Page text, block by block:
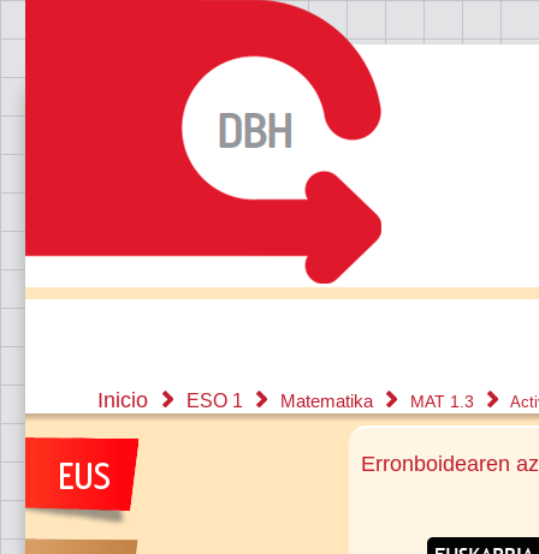
Inicio ESO 1 Matematika MAT 1.3
Erronboidearen